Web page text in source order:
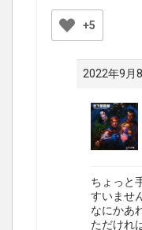
+5
2022年9月
ちょっと
すいませ
なにかあ
ただけれ